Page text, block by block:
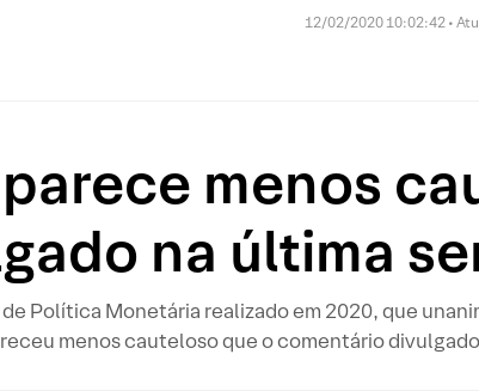
12/02/2020 10:02:42 •
menos
na última
Política Monetária realizado em 2020, que
menos cauteloso que o comentário